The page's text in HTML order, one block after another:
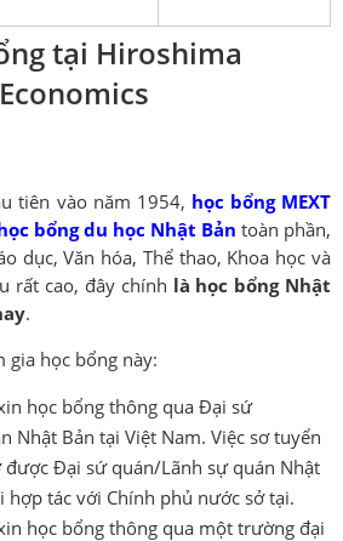
tại Hiroshima
tiên vào năm 1954, học bổng MEXT
bổng du học Nhật Bản toàn phần,
dục, Văn hóa, Thể thao, Khoa học và
rất cao, đây chính là học bổng Nhật
.
gia học bổng này:
học bổng thông qua Đại sứ
Nhật Bản tại Việt Nam. Việc sơ tuyển
được Đại sứ quán/Lãnh sự quán Nhật
hợp tác với Chính phủ nước sở tại.
học bổng thông qua một trường đại